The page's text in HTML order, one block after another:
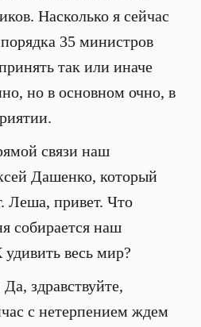
Насколько я сейчас
35 министров
так или иначе
но в основном очно, в
связи наш
Дашенко, который
Леша, привет. Что
собирается наш
весь мир?
Да, здравствуйте,
с нетерпением ждем